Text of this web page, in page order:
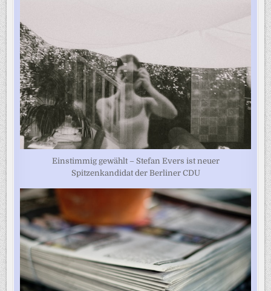
Einstimmig gewählt – Stefan Evers ist neuer
Spitzenkandidat der Berliner CDU